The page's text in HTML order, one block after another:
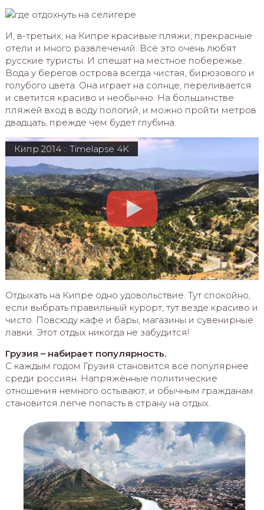
И, в-третьих, на Кипре красивые пляжи, прекрасные
отели и много развлечений. Всё это очень любят
русские туристы. И спешат на местное побережье.
Вода у берегов острова всегда чистая, бирюзового и
голубого цвета. Она играет на солнце, переливается
и светится красиво и необычно. На большинстве
пляжей вход в воду пологий, и можно пройти метров
двадцать, прежде чем будет глубина.
Кипр 2014 :: Timelapse 4K
Отдыхать на Кипре одно удовольствие. Тут спокойно,
если выбрать правильный курорт, тут везде красиво и
чисто. Повсюду кафе и бары, магазины и сувенирные
лавки. Этот отдых никогда не забудится!
Грузия – набирает популярность.
С каждым годом Грузия становится всё популярнее
среди россиян. Напряжённые политические
отношения немного остывают, и обычным гражданам
становится легче попасть в страну на отдых.